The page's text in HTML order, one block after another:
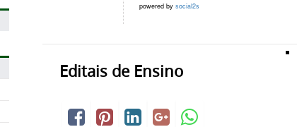
powered bysocial2s
Editais de Ensino